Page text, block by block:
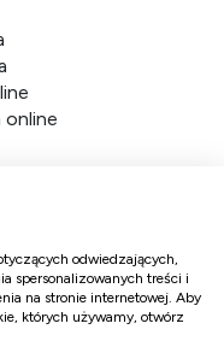
o.o.
41
odwiedzających,
spersonalizowanych treści i
na stronie internetowej. Aby
których używamy, otwórz